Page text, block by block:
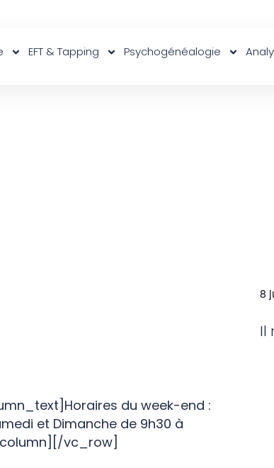
EFT & Tapping Psychogénéalogie
8
Il
du week-end :
et Dimanche de 9h30 à
vc_row]